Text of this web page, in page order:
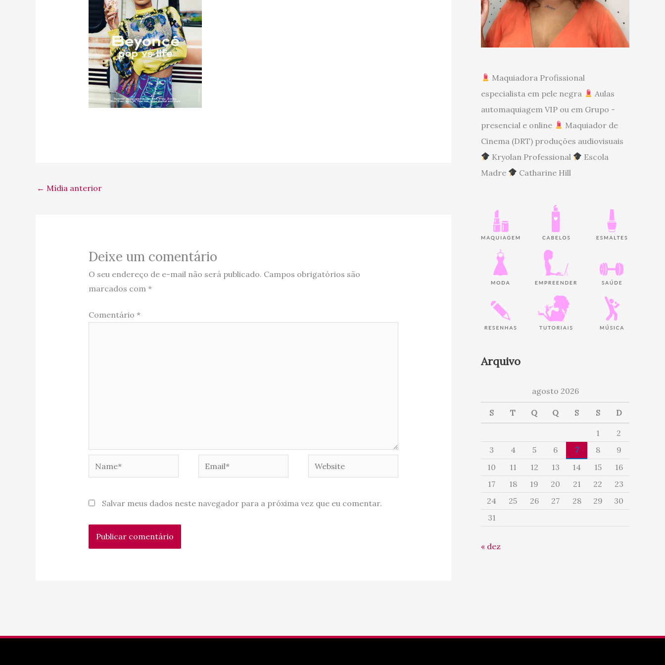
← Mídia anterior
Deixe um comentário
O seu endereço de e-mail não será publicado. Campos obrigatórios são
marcados com *
Comentário *
Website
Salvar meus dados neste navegador para a próxima vez que eu comentar.
Maquiadora Profissional
especialista em pele negra
Aulas
automaquiagem VIP ou em Grupo -
presencial e online
Maquiador de
Cinema (DRT) produções audiovisuais
Kryolan Professional
Escola
Madre
Catharine Hill
Arquivo
agosto 2026
S T Q Q S S D
1
2
3
4 5 6 7 8
9
10
11 12 13 14 15
16
17
18 19 20 21 22
23
24
25 26 27 28 29
30
31
« dez